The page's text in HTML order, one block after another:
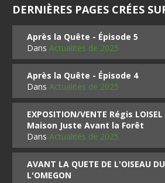
DERNIÈRES PAGES CRÉES
Après la Quête - Épisode 5
DansActualités de 2025
Après la Quête - Épisode 4
DansActualités de 2025
EXPOSITION/VENTE Régis
Maison Juste Avant la Forêt
DansActualités de 2025
AVANT LA QUETE DE L'OISEAU
L'OMEGON